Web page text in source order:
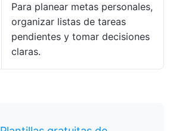
Para planear metas personales,
organizar listas de tareas
pendientes y tomar decisiones
claras.